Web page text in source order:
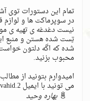
تمام این دستورات توی
در سوپرماکت ها و لوازم
نیست دغدغه ی تهیه ی
تِست شده هستن و منبع
شده که اگه دلتون
محبوب بزنید.
امیدوارم بتونید از
می تونید با ایمیل bahareh.vahid.2 (جیمیل) تماس بگیرید.
بهاره وحید